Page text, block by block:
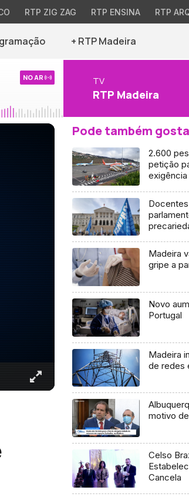
RTP ZIG ZAG RTP ENSINA RTP
+ RTP Madeira
NO AR TV
RTP Madeira
Pode também
2.600
petição
Madeira
gripe a
Novo
Portugal
Madeira
de redes
motivo
Celso
Cancela